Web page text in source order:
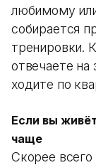
любимому
собирается
тренировки.
отвечаете на
ходите по
Если вы
чаще
Скорее